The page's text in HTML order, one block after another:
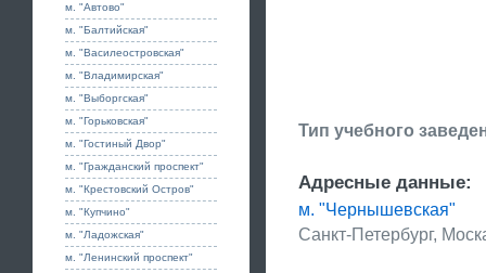
м. "Автово"
м. "Балтийская"
м. "Василеостровская"
м. "Владимирская"
м. "Выборгская"
м. "Горьковская"
м. "Гостиный Двор"
м. "Гражданский проспект"
м. "Крестовский Остров"
м. "Купчино"
м. "Ладожская"
м. "Ленинский проспект"
Тип учебного
Адресные данные:
м. "Чернышевская"
Санкт-Петербург,